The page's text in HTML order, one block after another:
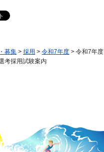
募集 > 採用 > 令和7年度 > 令和7年度
考採用試験案内